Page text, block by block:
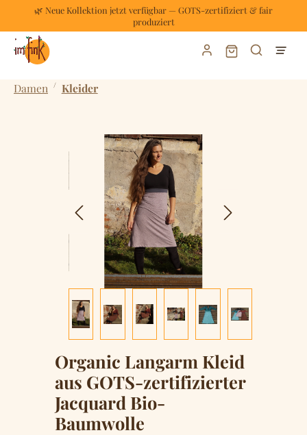
Zum Hauptinhalt springen
🌿 Neue Kollektion jetzt verfügbar — GOTS-zertifiziert & fair
produziert
Warenkorb
Damen / Kleider
Bildergalerie überspringen
Organic Langarm Kleid
aus GOTS-zertifizierter
Jacquard Bio-
Baumwolle